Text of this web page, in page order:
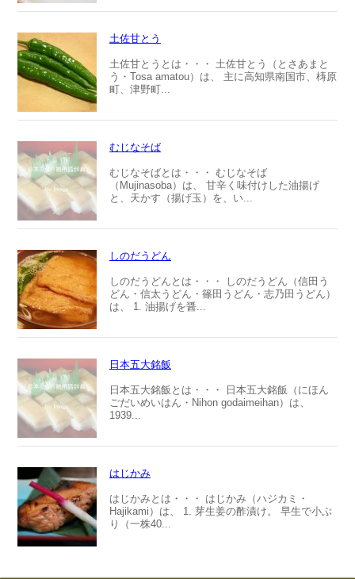
土佐甘とう
土佐甘とうとは・・・ 土佐甘とう（とさあまと
う・Tosa amatou）は、 主に高知県南国市、梼原
町、津野町...
むじなそば
むじなそばとは・・・ むじなそば
（Mujinasoba）は、 甘辛く味付けした油揚げ
と、天かす（揚げ玉）を、い...
しのだうどん
しのだうどんとは・・・ しのだうどん（信田う
どん・信太うどん・篠田うどん・志乃田うどん）
は、 1. 油揚げを醤...
日本五大銘飯
日本五大銘飯とは・・・ 日本五大銘飯（にほん
ごだいめいはん・Nihon godaimeihan）は、
1939...
はじかみ
はじかみとは・・・ はじかみ（ハジカミ・
Hajikami）は、 1. 芽生姜の酢漬け。 早生で小ぶ
り（一株40...